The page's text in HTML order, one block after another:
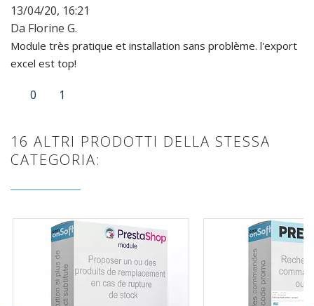
13/04/20, 16:21
Da Florine G.
Module très pratique et installation sans problème. l'export
excel est top!
0 1
16 ALTRI PRODOTTI DELLA STESSA
CATEGORIA: